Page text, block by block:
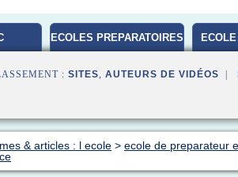
ECOLES PREPARATOIRES
: SITES, AUTEURS DE VIDÉOS |
& articles : l ecole > ecole de preparateur